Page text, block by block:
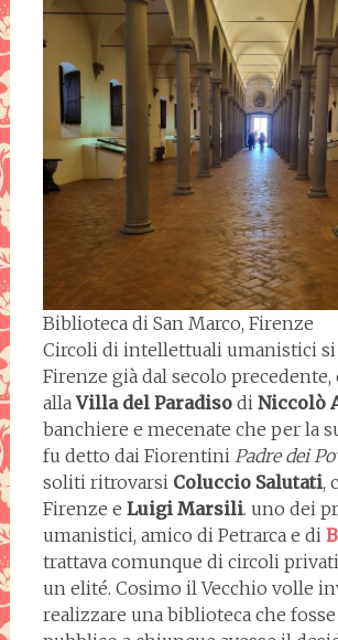
Biblioteca di San Marco, Firenze
Circoli di intellettuali umanistici si
Firenze già dal secolo
allaVilla del Paradisodi Niccolò
banchiere e mecenate che per la
fu detto dai Fiorentini Padre dei
soliti ritrovarsi Coluccio Salutati,
Firenze e Luigi Marsili. uno dei
umanistici, amico di Petrarca e di
trattava comunque di circoli
un elité. Cosimo il Vecchio volle
realizzare una biblioteca che fosse